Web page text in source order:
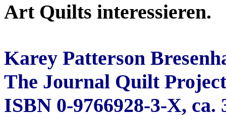
Art Quilts interessieren.
Karey Patterson
The Journal Quilt
ISBN 0-9766928-3-X, ca.